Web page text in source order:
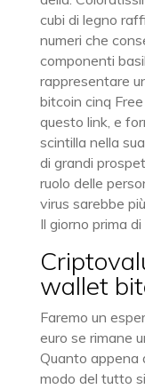
cubi di legno
numeri che
componenti
rappresentare
bitcoin cinq
questo link, e
scintilla nella
di grandi
ruolo delle
virus sarebbe
Il giorno prima
wallet
Faremo un
euro se rimane
Quanto appena
modo del tutto